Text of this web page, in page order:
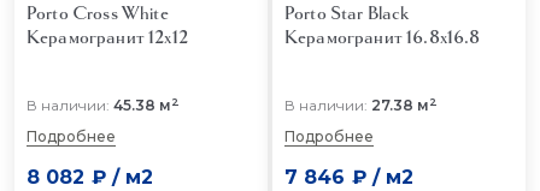
Porto Cross White
Керамогранит 12x12
В наличии: 45.38 м2
Подробнее
8 082 ₽/ м2
Porto Star Black
Керамогранит 16.8x16.8
В наличии: 27.38 м2
Подробнее
7 846 ₽/ м2